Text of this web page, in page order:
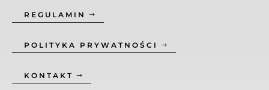
REGULAMIN
POLITYKA PRYWATNOŚCI
KONTAKT